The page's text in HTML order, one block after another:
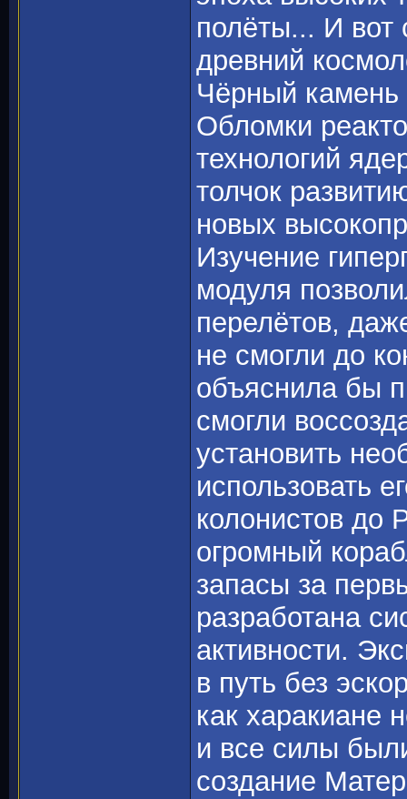
полёты... И вот
древний
Чёрный камень
Обломки
технологий
толчок
новых
Изучение
модуля
перелётов,
не смогли до
объяснила бы
смогли
установить
использовать
колонистов до
огромный
запасы за
разработана
активности.
в путь без
как харакиане
и все силы
создание